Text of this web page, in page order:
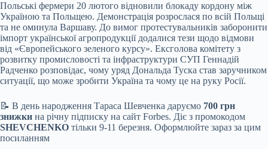
Польські фермери 20 лютого відновили блокаду кордону між
Україною та Польщею. Демонстрація розрослася по всій Польщі
та не оминула Варшаву. До вимог протестувальників заборонити
імпорт української агропродукції додалися тези щодо відмови
від «Європейського зеленого курсу». Ексголова комітету з
розвитку промисловості та інфраструктури СУП Геннадій
Радченко розповідає, чому уряд Дональда Туска став заручником
ситуації, що може зробити Україна та чому це на руку Росії.
📝 В день народження Тараса Шевченка даруємо 700 грн
знижки на річну підписку на сайт Forbes. Діє з промокодом
SHEVCHENKO тільки 9-11 березня. Оформлюйте зараз за цим
посиланням